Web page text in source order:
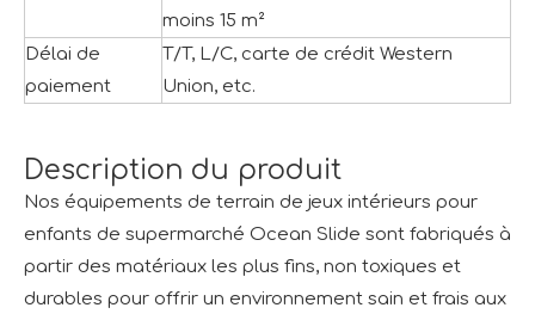
moins 15 m²
Délai de
paiement
T/T, L/C, carte de crédit Western
Union, etc.
Description du produit
Nos équipements de terrain de jeux intérieurs pour
enfants de supermarché Ocean Slide sont fabriqués à
partir des matériaux les plus fins, non toxiques et
durables pour offrir un environnement sain et frais aux